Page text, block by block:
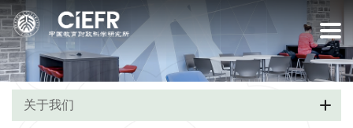
关于我们